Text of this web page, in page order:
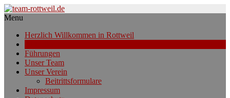
Menu
Herzlich Willkommen in Rottweil
Führungen
Unser Team
Unser Verein
Beitrittsformulare
Impressum